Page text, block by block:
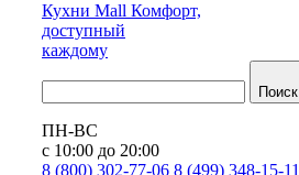
Кухни Mall Комфорт,
доступный
каждому
Поиск
ПН-ВС
с 10:00 до 20:00
8 (800) 302-77-06 8 (499) 348-15-11